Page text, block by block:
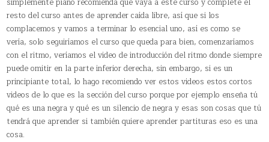
resto del curso antes de aprender caída libre, así que si los
complacemos y vamos a terminar lo esencial uno, así es como se
vería, solo seguiríamos el curso que queda para bien, comenzaríamos
con el ritmo, veríamos el video de introducción del ritmo donde siempre
puede omitir en la parte inferior derecha, sin embargo, si es un
principiante total, lo hago recomiendo ver estos videos estos cortos
videos de lo que es la sección del curso porque por ejemplo enseña tú
qué es una negra y qué es un silencio de negra y esas son cosas que tú
tendrá que aprender si también quiere aprender partituras eso es una
cosa.